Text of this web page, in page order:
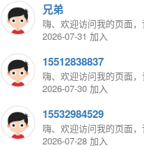
兄弟
嗨、欢迎访问我的页面，
我发消息哦。
2026-07-31 加入
15512838837
嗨、欢迎访问我的页面，
我发消息哦。
2026-07-30 加入
15532984529
嗨、欢迎访问我的页面，
我发消息哦。
2026-07-28 加入